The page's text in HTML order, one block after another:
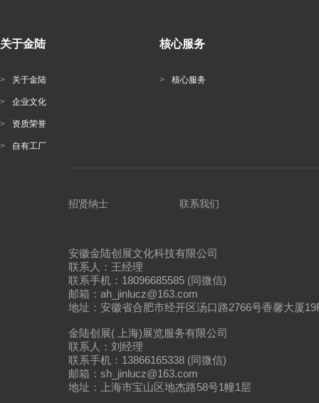
关于金陆
> 关于金陆
> 企业文化
> 资质荣誉
> 自有工厂
核心服务
> 核心服务
招贤纳士 联系我们
安徽金陆创展文化科技有限公司
联系人：王经理
联系手机：18096685585 (同微信)
邮箱：ah_jinlucz@163.com
地址：安徽省合肥市经开区汤口路2766号香馨大厦
金陆创展( 上海)展览服务有限公司
联系人：刘经理
联系手机：13866165338 (同微信)
邮箱：sh_jinlucz@163.com
地址：上海市宝山区地杰路58号1幢1层